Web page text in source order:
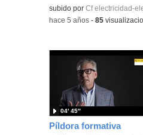
Contenido educativo.
subido porCf electricidad-
-hace 5 años -85
Píldora formativa
04′ 45″